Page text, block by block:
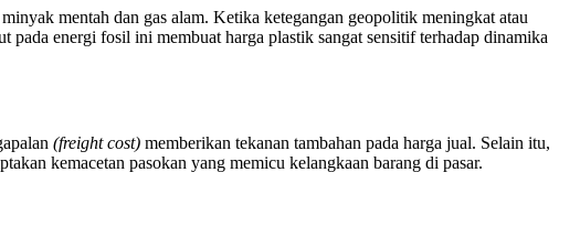
mentah dan gas alam. Ketika ketegangan geopolitik meningkat atau
energi fosil ini membuat harga plastik sangat sensitif terhadap dinamika
(freight cost) memberikan tekanan tambahan pada harga jual. Selain itu,
kemacetan pasokan yang memicu kelangkaan barang di pasar.